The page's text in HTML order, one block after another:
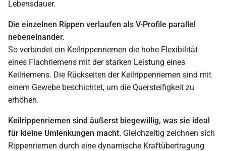
Lebensdauer.
Die einzelnen Rippen verlaufen als V-Profile parallel
nebeneinander.
So verbindet ein Keilrippenriemen die hohe Flexibilität
eines Flachriemens mit der starken Leistung eines
Keilriemens. Die Rückseiten der Keilrippenriemen sind mit
einem Gewebe beschichtet, um die Quersteifigkeit zu
erhöhen.
Keilrippenriemen sind äußerst biegewillig, was sie ideal
für kleine Umlenkungen macht. Gleichzeitig zeichnen sich
Rippenriemen durch eine dynamische Kraftübertragung